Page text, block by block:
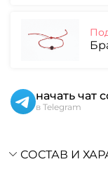
начать чат
в Telegram
СОСТАВ И